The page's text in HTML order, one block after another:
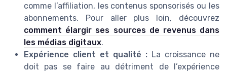
comme l’affiliation, les contenus sponsorisés ou les
abonnements. Pour aller plus loin, découvrez
comment élargir ses sources de revenus dans
les médias digitaux.
Expérience client et qualité : La croissance ne
doit pas se faire au détriment de l’expérience